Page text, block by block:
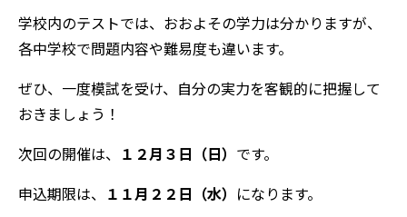
学校内のテストでは、おおよその学力は分かりますが、
各中学校で問題内容や難易度も違います。
ぜひ、一度模試を受け、自分の実力を客観的に把握して
おきましょう！
次回の開催は、 １２月３日（日） です。
申込期限は、 １１月２２日（水） になります。